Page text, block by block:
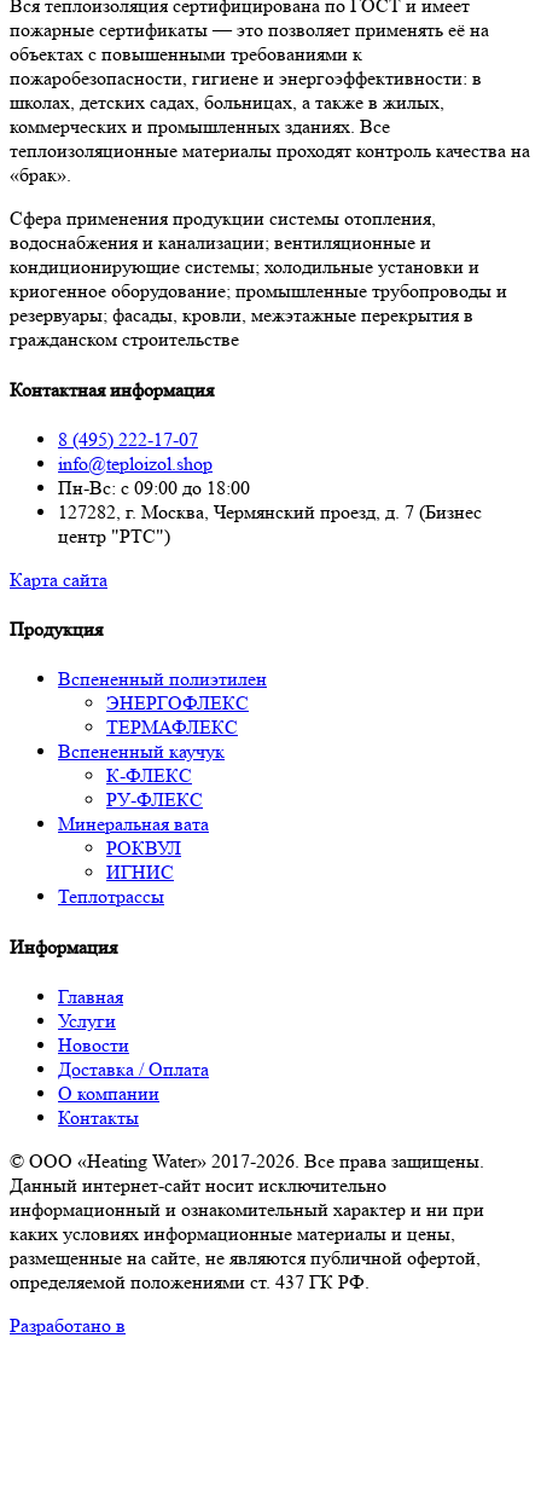
Вся теплоизоляция сертифицирована по ГОСТ и имеет
пожарные сертификаты — это позволяет применять её на
объектах с повышенными требованиями к
пожаробезопасности, гигиене и энергоэффективности: в
школах, детских садах, больницах, а также в жилых,
коммерческих и промышленных зданиях. Все
теплоизоляционные материалы проходят контроль качества на
«брак».
Сфера применения продукции системы отопления,
водоснабжения и канализации; вентиляционные и
кондиционирующие системы; холодильные установки и
криогенное оборудование; промышленные трубопроводы и
резервуары; фасады, кровли, межэтажные перекрытия в
гражданском строительстве
Контактная информация
8 (495) 222-17-07
info@teploizol.shop
Пн-Вс: с 09:00 до 18:00
127282, г. Москва, Чермянский проезд, д. 7 (Бизнес
центр "РТС")
Карта сайта
Продукция
Вспененный полиэтилен
ЭНЕРГОФЛЕКС
ТЕРМАФЛЕКС
Вспененный каучук
К-ФЛЕКС
РУ-ФЛЕКС
Минеральная вата
РОКВУЛ
ИГНИС
Теплотрассы
Информация
Главная
Услуги
Новости
Доставка / Оплата
О компании
Контакты
© ООО «Heating Water» 2017-2026. Все права защищены.
Данный интернет-сайт носит исключительно
информационный и ознакомительный характер и ни при
каких условиях информационные материалы и цены,
размещенные на сайте, не являются публичной офертой,
определяемой положениями ст. 437 ГК РФ.
Разработано в